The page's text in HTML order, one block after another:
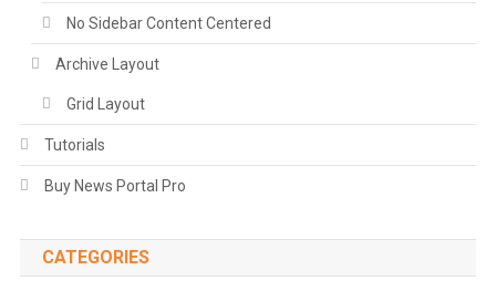
No Sidebar Content Centered
Archive Layout
Grid Layout
Tutorials
Buy News Portal Pro
CATEGORIES